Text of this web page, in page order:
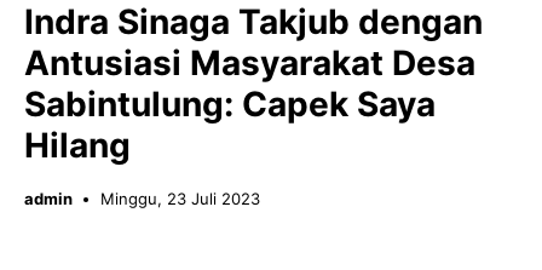
Indra Sinaga Takjub dengan
Antusiasi Masyarakat Desa
Sabintulung: Capek Saya
Hilang
admin Minggu, 23 Juli 2023